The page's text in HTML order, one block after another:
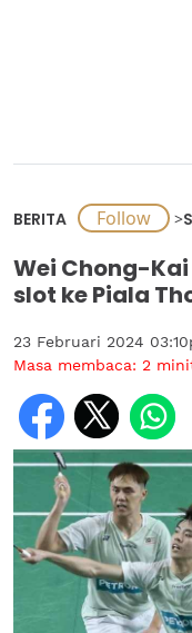
BERITA >
Wei Chong-
slot ke Piala
23 Februari 2024
Masa membaca: 2